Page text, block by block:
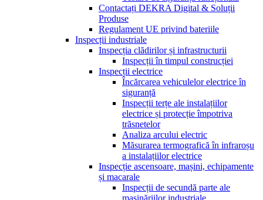
Contactați DEKRA Digital & Soluții
Produse
Regulament UE privind bateriile
Inspecții industriale
Inspecția clădirilor și infrastructurii
Inspecții în timpul construcției
Inspecții electrice
Încărcarea vehiculelor electrice în
siguranță
Inspecții terțe ale instalațiilor
electrice și protecție împotriva
trăsnetelor
Analiza arcului electric
Măsurarea termografică în infraroșu
a instalațiilor electrice
Inspecție ascensoare, mașini, echipamente
și macarale
Inspecții de secundă parte ale
mașinăriilor industriale